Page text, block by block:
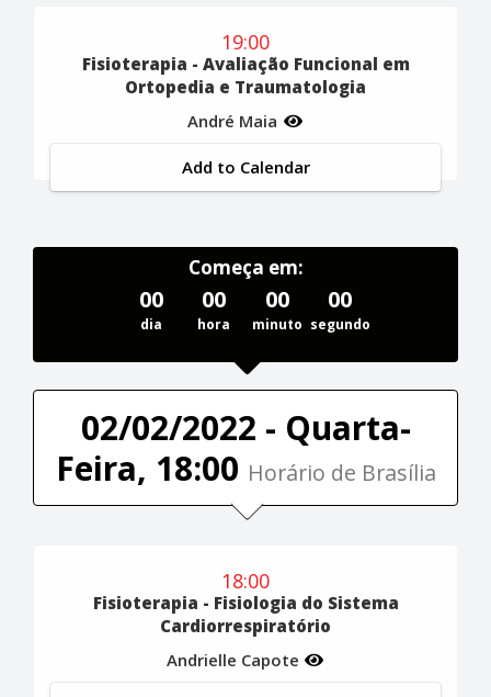
19:00
Fisioterapia - Avaliação Funcional em
Ortopedia e Traumatologia
André Maia
Add to Calendar
Começa em:
00
dia
00
hora
00
minuto
00
segundo
02/02/2022 - Quarta-
Feira, 18:00 Horário de Brasília
18:00
Fisioterapia - Fisiologia do Sistema
Cardiorrespiratório
Andrielle Capote